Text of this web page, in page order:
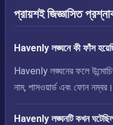
প্রায়শই জিজ্ঞাসিত
Havenly লঙ্ঘনে কী ফাঁস
Havenly লঙ্ঘনের ফলে
নাম, পাসওয়ার্ড এবং ফোন নম্বর।
Havenly লঙ্ঘনটি কখন